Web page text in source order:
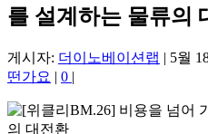
를 설계하는 물류의
게시자: 더이노베이션랩 | 5월
떤가요 | 0 |